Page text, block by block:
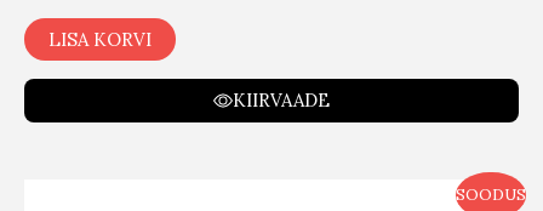
LISA KORVI
KIIRVAADE
SOODUS